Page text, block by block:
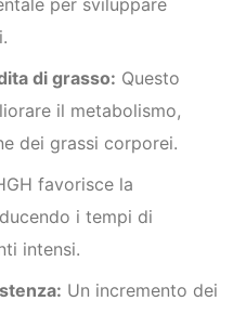
di grasso: Questo
il metabolismo,
dei grassi corporei.
favorisce la
i tempi di
intensi.
Un incremento dei